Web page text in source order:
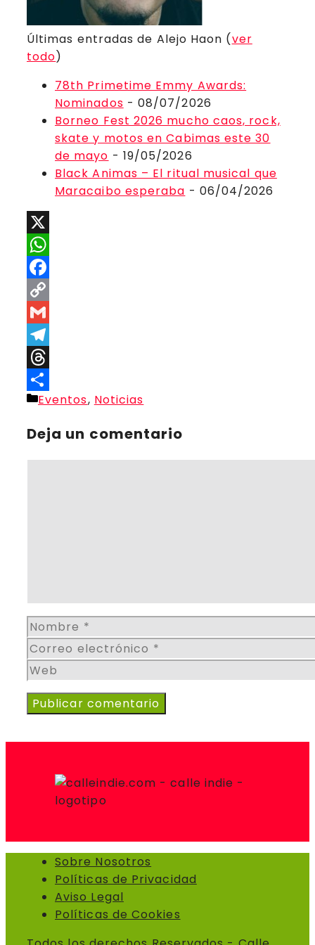
Últimas entradas de Alejo Haon (ver
todo)
78th Primetime Emmy Awards:
Nominados - 08/07/2026
Borneo Fest 2026 mucho caos, rock,
skate y motos en Cabimas este 30
de mayo - 19/05/2026
Black Animas – El ritual musical que
Maracaibo esperaba - 06/04/2026
X
WhatsApp
Facebook
Copy
Link
Gmail
Telegram
Threads
Compartir
Categorías
Eventos, Noticias
Deja un comentario
Nombre
Correo
electrónico
Web
Sobre Nosotros
Políticas de Privacidad
Aviso Legal
Políticas de Cookies